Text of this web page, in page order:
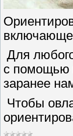
Для
с помощью
заранее
Чтобы